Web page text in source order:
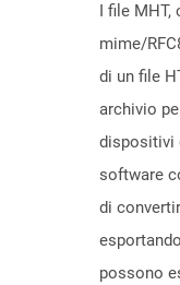
I file MHT,
mime/
di un file
archivio
dispositivi
software
di
possono